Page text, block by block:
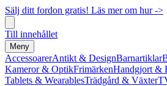
Sälj ditt fordon gratis! Läs mer om hur ->
Till innehållet
Meny
AccessoarerAntikt & DesignBarnartiklar
Kameror & OptikFrimärkenHandgjort &
Tablets & WearablesTrädgård & Växter